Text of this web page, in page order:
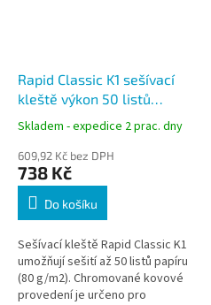
Rapid Classic K1 sešívací
kleště výkon 50 listů
chrom 10510601
Skladem - expedice 2 prac. dny
609,92 Kč bez DPH
738 Kč
Do košíku
Sešívací kleště Rapid Classic K1
umožňují sešití až 50 listů papíru
(80 g/m2). Chromované kovové
provedení je určeno pro